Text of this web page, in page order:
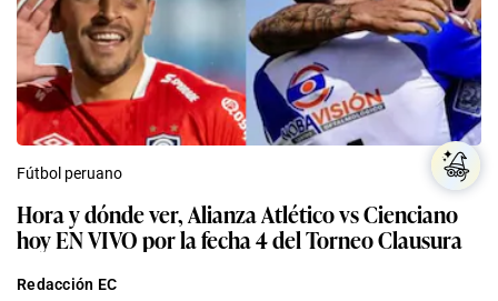
Fútbol peruano
Hora y dónde ver, Alianza Atlético vs Cienciano
hoy EN VIVO por la fecha 4 del Torneo Clausura
Redacción EC